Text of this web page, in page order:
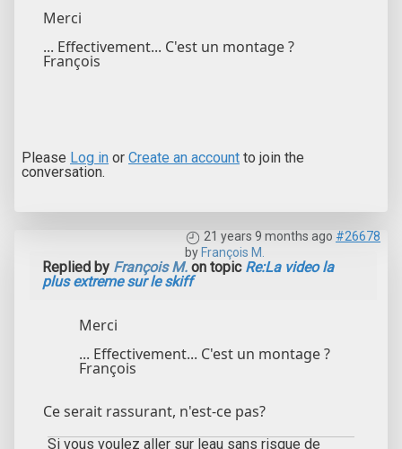
Merci
... Effectivement... C'est un montage ?
François
Please Log in or Create an account to join the
conversation.
21 years 9 months ago #26678
by François M.
Replied by François M. on topic Re:La video la
plus extreme sur le skiff
Merci
... Effectivement... C'est un montage ?
François
Ce serait rassurant, n'est-ce pas?
Si vous voulez aller sur leau sans risque de